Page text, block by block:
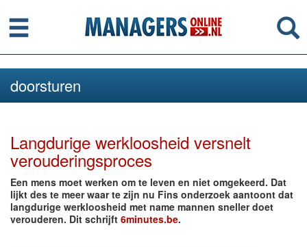
Menu
doorsturen
Langdurige werkloosheid versnelt
verouderingsproces
Een mens moet werken om te leven en niet omgekeerd. Dat
lijkt des te meer waar te zijn nu Fins onderzoek aantoont dat
langdurige werkloosheid met name mannen sneller doet
verouderen. Dit schrijft 6minutes.be.